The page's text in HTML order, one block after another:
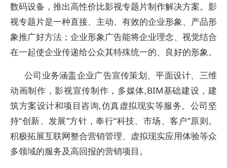
数码设备，推出高性价比影视专题片制作解决方案。影
视专题片是一种直接、主动、有效的企业形象、产品形
象推广好方法；企业形象广告能将企业理念、视觉结合
在一起使企业传递给公众其特殊统一的、良好的形象。
公司业务涵盖企业广告宣传策划、平面设计、三维
动画制作，影视宣传制作，多媒体,BIM基础建设，建
筑方案设计和项目咨询,仿真虚拟现实等服务。公司坚
持“创新、发展”方针，奉行“科技、市场、客户”原则。
积极拓展互联网整合营销管理、虚拟现实应用体验等众
多领域的服务及高回报的营销项目。